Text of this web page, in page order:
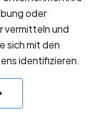
oder
vermitteln und
sich mit den
identifizieren.